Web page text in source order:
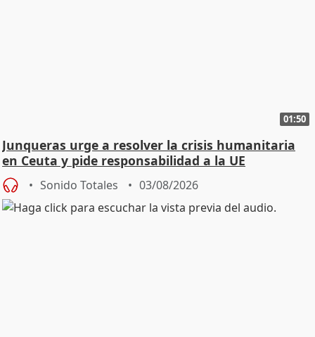
01:50
Junqueras urge a resolver la crisis humanitaria
en Ceuta y pide responsabilidad a la UE
Sonido Totales 03/08/2026